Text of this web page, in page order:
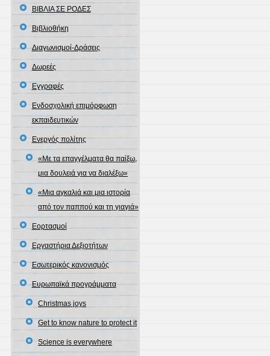
ΒΙΒΛΙΑ ΣΕ ΡΟΔΕΣ
Βιβλιοθήκη
Διαγωνισμοί-Δράσεις
Δωρεές
Εγγραφές
Ενδοσχολική επιμόρφωση
εκπαιδευτικών
Ενεργός πολίτης
«Με τα επαγγέλματα θα παίξω,
μια δουλειά για να διαλέξω»
«Μια αγκαλιά και μια ιστορία
από τον παππού και τη γιαγιά»
Εορτασμοί
Εργαστήρια Δεξιοτήτων
Εσωτερικός κανονισμός
Ευρωπαϊκά προγράμματα
Christmas joys
Get to know nature to protect it
Science is everywhere